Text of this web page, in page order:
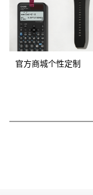
官方商城个性定制